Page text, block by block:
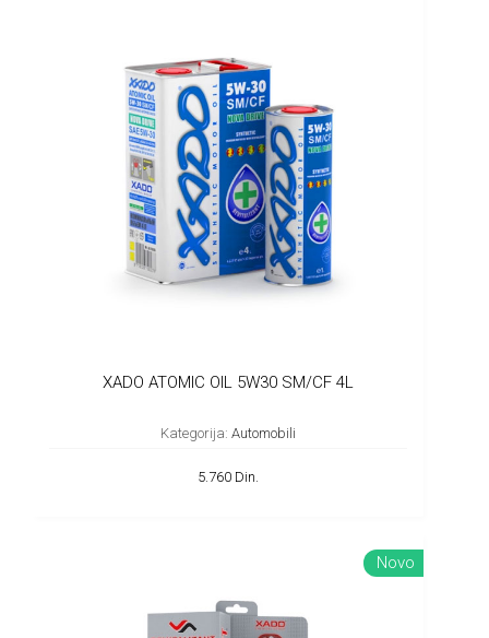
XADO ATOMIC OIL 5W30 SM/CF 4L
Kategorija: Automobili
5.760 Din.
Novo